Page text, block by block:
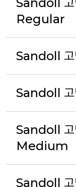
Regular
Sandoll
Sandoll
Sandoll
Medium
Sandoll